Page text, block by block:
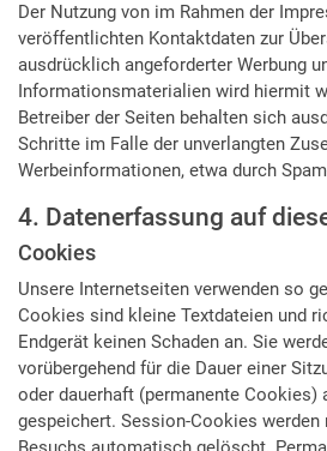
Der Nutzung von im Rahmen der
veröffentlichten Kontaktdaten zur
ausdrücklich angeforderter Werbung
Informationsmaterialien wird hiermit
Betreiber der Seiten behalten sich
Schritte im Falle der unverlangten
Werbeinformationen, etwa durch
4. Datenerfassung auf
Cookies
Unsere Internetseiten verwenden so
Cookies sind kleine Textdateien und
Endgerät keinen Schaden an. Sie
vorübergehend für die Dauer einer
oder dauerhaft (permanente Cookies)
gespeichert. Session-Cookies werden